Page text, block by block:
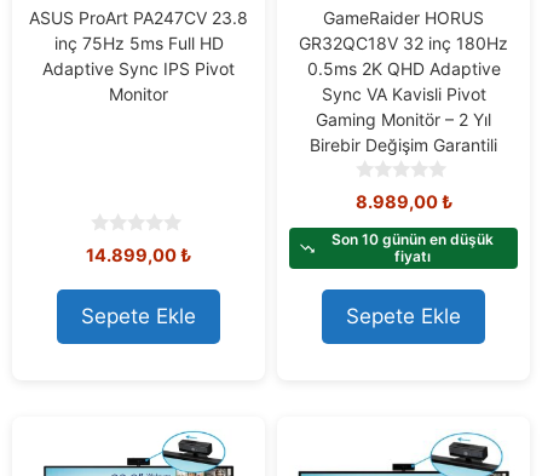
ASUS ProArt PA247CV 23.8
inç 75Hz 5ms Full HD
Adaptive Sync IPS Pivot
Monitor
0
o
u
t
o
f
14.899,00₺
Sepete Ekle
GameRaider HORUS
GR32QC18V 32 inç 180Hz
0.5ms 2K QHD Adaptive
Sync VA Kavisli Pivot
Gaming Monitör – 2 Yıl
Birebir Değişim Garantili
0
o
u
5
8.989,00₺
Son 10 günün en düşük
fiyatı
Sepete Ekle